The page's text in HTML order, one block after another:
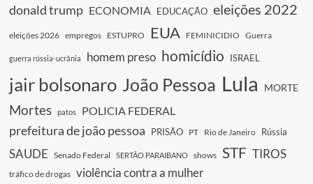
donald trump ECONOMIA EDUCAÇÃO eleições 2022
eleições 2026 empregos ESTUPRO EUA FEMINICIDIO Guerra
guerra rússia-ucrânia homem preso homicídio ISRAEL
jair bolsonaro João Pessoa Lula MORTE
Mortes patos POLICIA FEDERAL
prefeitura de joão pessoa PRISÃO PT Rio de Janeiro Rússia
SAUDE Senado Federal SERTÃO PARAIBANO shows STF TIROS
tráfico de drogas violência contra a mulher